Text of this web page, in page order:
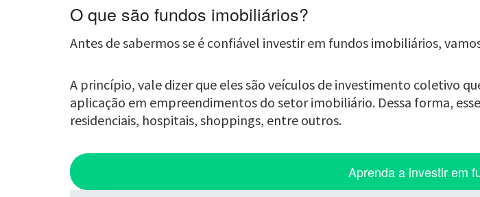
O que são fundos imobiliários?
Antes de sabermos se é confiável investir em fundos imobiliários,
A princípio, vale dizer que eles são veículos de investimento coletivo
aplicação em empreendimentos do setor imobiliário. Dessa forma,
residenciais, hospitais, shoppings, entre outros.
Aprenda a investir em